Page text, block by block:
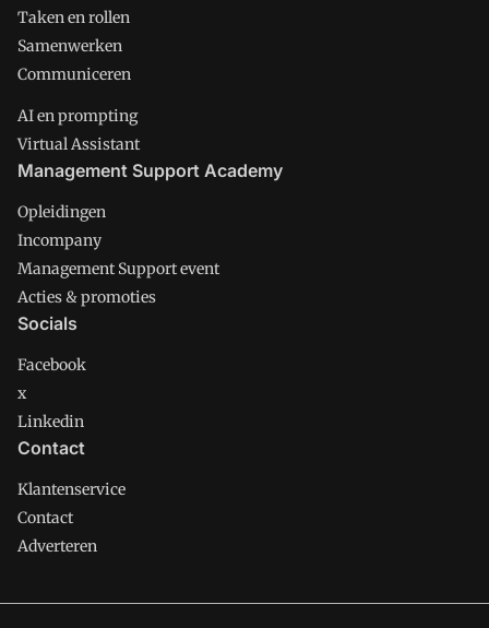
Taken en rollen
Samenwerken
Communiceren
AI en prompting
Virtual Assistant
Management Support Academy
Opleidingen
Incompany
Management Support event
Acties & promoties
Socials
Facebook
x
Linkedin
Contact
Klantenservice
Contact
Adverteren